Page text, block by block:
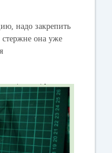
надо закрепить
она уже